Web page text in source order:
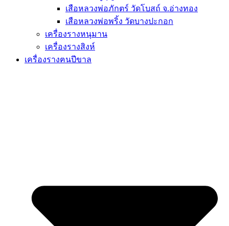
เสือหลวงพ่อภักตร์ วัดโบสถ์ จ.อ่างทอง
เสือหลวงพ่อพริ้ง วัดบางปะกอก
เครื่องรางหนุมาน
เครื่องรางสิงห์
เครื่องรางฅนปีขาล